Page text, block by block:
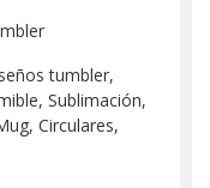
tumbler,
Sublimación,
Circulares,